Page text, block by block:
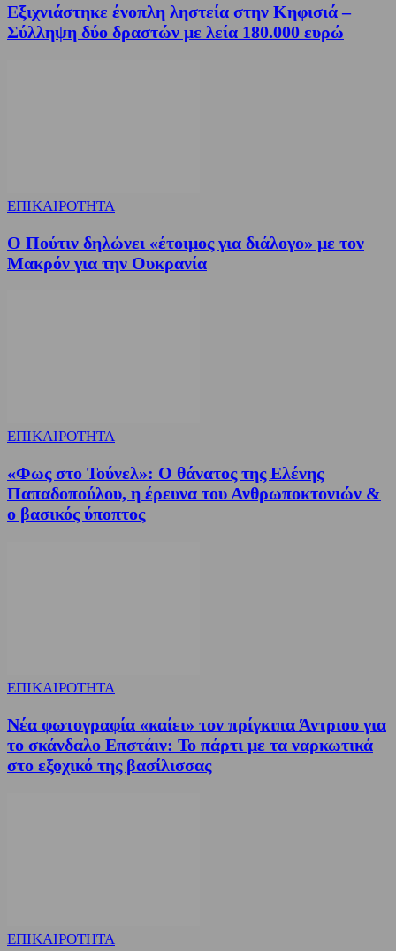
Εξιχνιάστηκε ένοπλη ληστεία στην Κηφισιά –
Σύλληψη δύο δραστών με λεία 180.000 ευρώ
ΕΠΙΚΑΙΡΟΤΗΤΑ
Ο Πούτιν δηλώνει «έτοιμος για διάλογο» με τον
Μακρόν για την Ουκρανία
ΕΠΙΚΑΙΡΟΤΗΤΑ
«Φως στο Τούνελ»: Ο θάνατος της Ελένης
Παπαδοπούλου, η έρευνα του Ανθρωποκτονιών &
ο βασικός ύποπτος
ΕΠΙΚΑΙΡΟΤΗΤΑ
Νέα φωτογραφία «καίει» τον πρίγκιπα Άντριου για
το σκάνδαλο Επστάιν: Το πάρτι με τα ναρκωτικά
στο εξοχικό της βασίλισσας
ΕΠΙΚΑΙΡΟΤΗΤΑ